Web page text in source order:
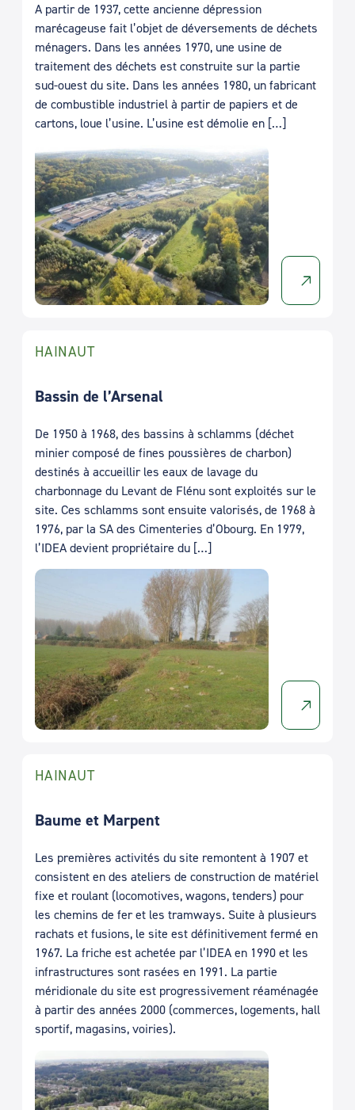
A partir de 1937, cette ancienne dépression
marécageuse fait l’objet de déversements de déchets
ménagers. Dans les années 1970, une usine de
traitement des déchets est construite sur la partie
sud-ouest du site. Dans les années 1980, un fabricant
de combustible industriel à partir de papiers et de
cartons, loue l’usine. L’usine est démolie en […]
HAINAUT
Bassin de l’Arsenal
De 1950 à 1968, des bassins à schlamms (déchet
minier composé de fines poussières de charbon)
destinés à accueillir les eaux de lavage du
charbonnage du Levant de Flénu sont exploités sur le
site. Ces schlamms sont ensuite valorisés, de 1968 à
1976, par la SA des Cimenteries d’Obourg. En 1979,
l’IDEA devient propriétaire du […]
HAINAUT
Baume et Marpent
Les premières activités du site remontent à 1907 et
consistent en des ateliers de construction de matériel
fixe et roulant (locomotives, wagons, tenders) pour
les chemins de fer et les tramways. Suite à plusieurs
rachats et fusions, le site est définitivement fermé en
1967. La friche est achetée par l’IDEA en 1990 et les
infrastructures sont rasées en 1991. La partie
méridionale du site est progressivement réaménagée
à partir des années 2000 (commerces, logements, hall
sportif, magasins, voiries).